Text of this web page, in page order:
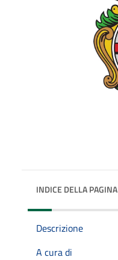
INDICE DELLA PAGINA
Descrizione
A cura di